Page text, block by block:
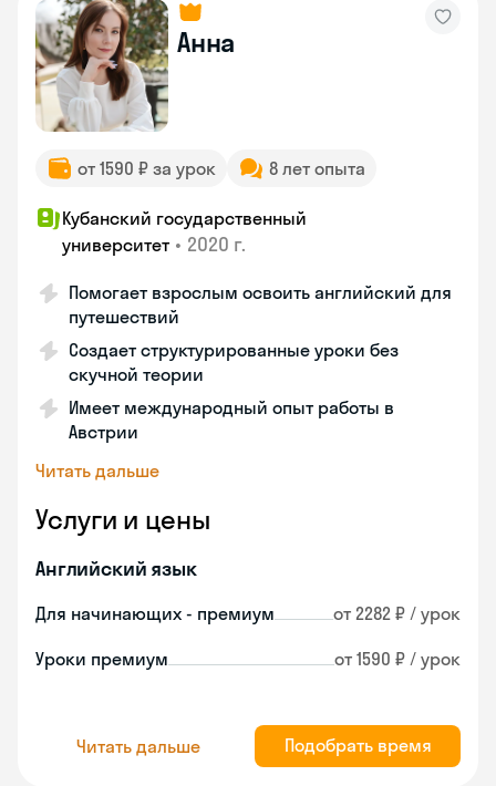
Анна
от 1590 ₽ за урок 8 лет опыта
Кубанский государственный
университет • 2020 г.
Помогает взрослым освоить английский для
путешествий
Создает структурированные уроки без
скучной теории
Имеет международный опыт работы в
Австрии
Читать дальше
Услуги и цены
Английский язык
Для начинающих - премиум от 2282 ₽ / урок
Уроки премиум от 1590 ₽ / урок
Читать дальше Подобрать время